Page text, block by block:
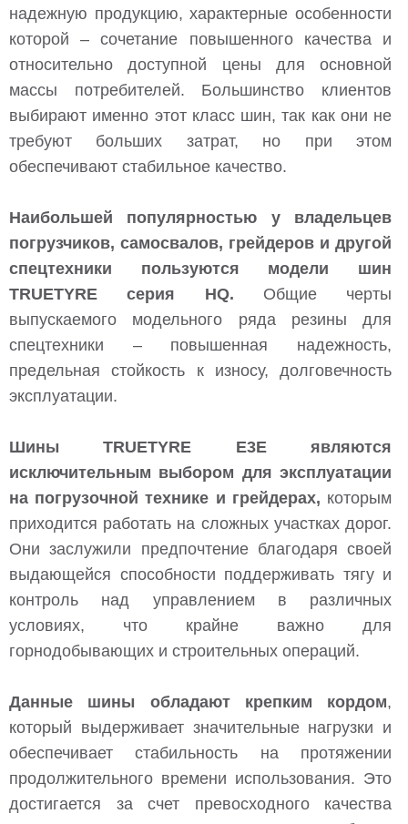
надежную продукцию, характерные особенности
которой – сочетание повышенного качества и
относительно доступной цены для основной
массы потребителей. Большинство клиентов
выбирают именно этот класс шин, так как они не
требуют больших затрат, но при этом
обеспечивают стабильное качество.
Наибольшей популярностью у владельцев
погрузчиков, самосвалов, грейдеров и другой
спецтехники пользуются модели шин
TRUETYRE серия HQ. Общие черты
выпускаемого модельного ряда резины для
спецтехники – повышенная надежность,
предельная стойкость к износу, долговечность
эксплуатации.
Шины TRUETYRE E3E являются
исключительным выбором для эксплуатации
на погрузочной технике и грейдерах, которым
приходится работать на сложных участках дорог.
Они заслужили предпочтение благодаря своей
выдающейся способности поддерживать тягу и
контроль над управлением в различных
условиях, что крайне важно для
горнодобывающих и строительных операций.
Данные шины обладают крепким кордом,
который выдерживает значительные нагрузки и
обеспечивает стабильность на протяжении
продолжительного времени использования. Это
достигается за счет превосходного качества